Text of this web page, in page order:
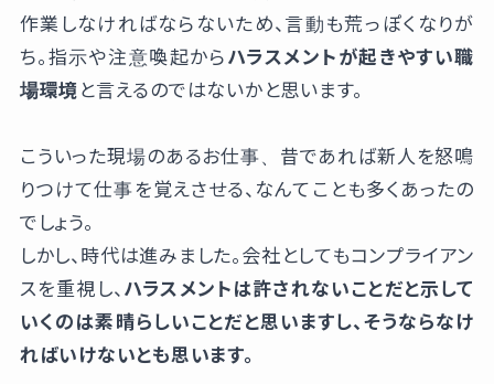
作業しなければならないため、言動も荒っぽくなりが
ち。指示や注意喚起から ハラスメントが起きやすい職
場環境 と言えるのではないかと思います。
こういった現場のあるお仕事、昔であれば新人を怒鳴
りつけて仕事を覚えさせる、なんてことも多くあったの
でしょう。
しかし、時代は進みました。会社としてもコンプライアン
スを重視し、 ハラスメントは許されないことだと示して
いくのは素晴らしいことだと思いますし、そうならなけ
ればいけないとも思います。